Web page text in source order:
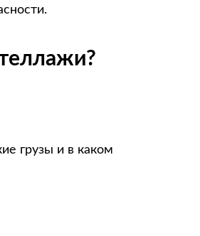
грузы и в каком